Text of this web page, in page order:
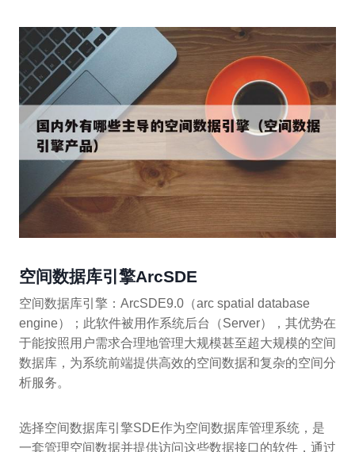
空间数据库引擎ArcSDE
空间数据库引擎：ArcSDE9.0（arc spatial database
engine）；此软件被用作系统后台（Server），其优势在
于能按照用户需求合理地管理大规模甚至超大规模的空间
数据库，为系统前端提供高效的空间数据和复杂的空间分
析服务。
选择空间数据库引擎SDE作为空间数据库管理系统，是
一套管理空间数据并提供访问这些数据接口的软件，通过